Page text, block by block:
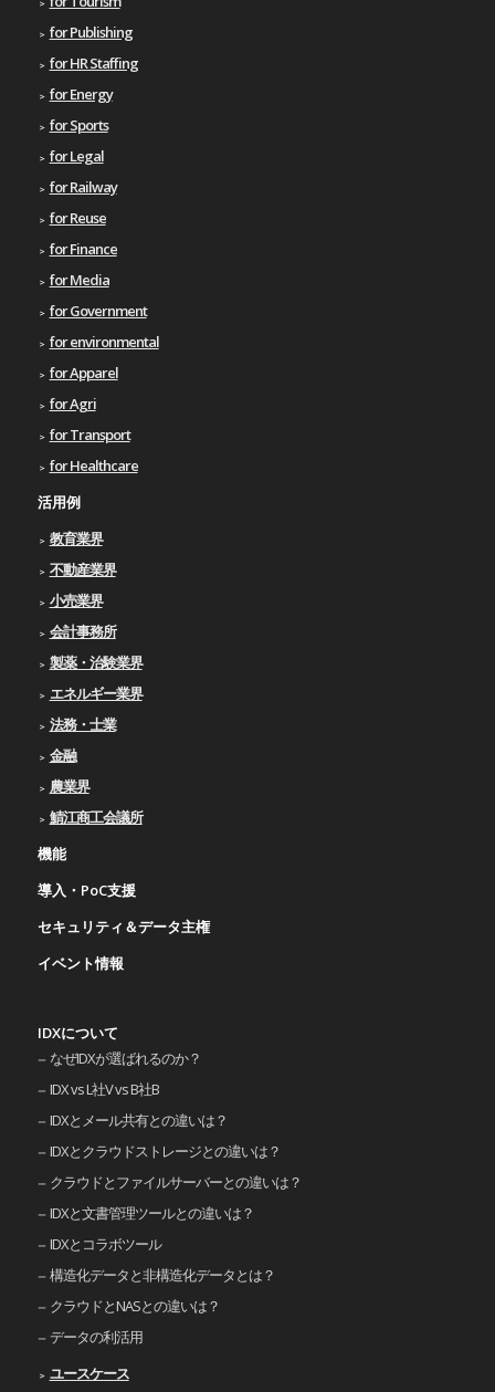
for Publishing
for HR Staffing
for Energy
for Sports
for Legal
for Railway
for Reuse
for Finance
for Media
for Government
for environmental
for Apparel
for Agri
for Transport
for Healthcare
活用例
教育業界
不動産業界
小売業界
会計事務所
製薬・治験業界
エネルギー業界
法務・士業
金融
農業界
鯖江商工会議所
機能
導入・PoC支援
セキュリティ＆データ主権
イベント情報
IDXについて
なぜIDXが選ばれるのか？
IDX vs L社V vs B社B
IDXとメール共有との違いは？
IDXとクラウドストレージとの違いは？
クラウドとファイルサーバーとの違いは？
IDXと文書管理ツールとの違いは？
IDXとコラボツール
構造化データと非構造化データとは？
クラウドとNASとの違いは？
データの利活用
ユースケース